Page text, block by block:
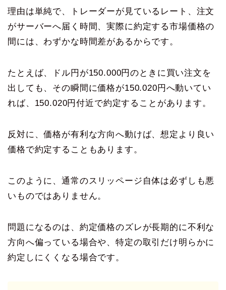
理由は単純で、トレーダーが見ているレート、注文
がサーバーへ届く時間、実際に約定する市場価格の
間には、わずかな時間差があるからです。
たとえば、ドル円が150.000円のときに買い注文を
出しても、その瞬間に価格が150.020円へ動いてい
れば、150.020円付近で約定することがあります。
反対に、価格が有利な方向へ動けば、想定より良い
価格で約定することもあります。
このように、通常のスリッページ自体は必ずしも悪
いものではありません。
問題になるのは、約定価格のズレが長期的に不利な
方向へ偏っている場合や、特定の取引だけ明らかに
約定しにくくなる場合です。